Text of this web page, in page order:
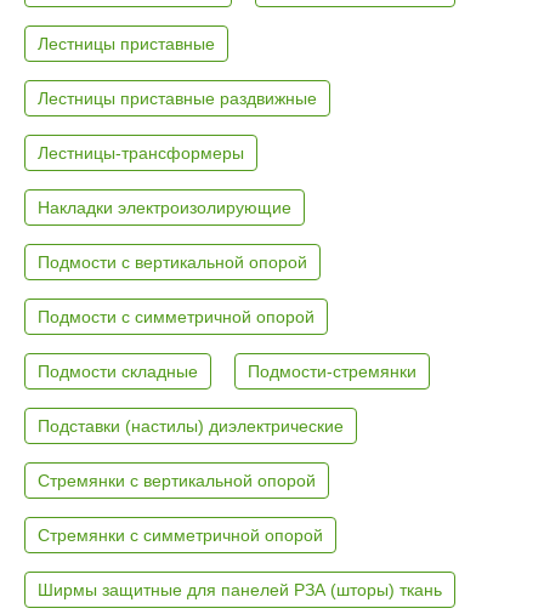
Лестницы приставные
Лестницы приставные раздвижные
Лестницы-трансформеры
Накладки электроизолирующие
Подмости с вертикальной опорой
Подмости с симметричной опорой
Подмости складные Подмости-стремянки
Подставки (настилы) диэлектрические
Стремянки с вертикальной опорой
Стремянки с симметричной опорой
Ширмы защитные для панелей РЗА (шторы) ткань